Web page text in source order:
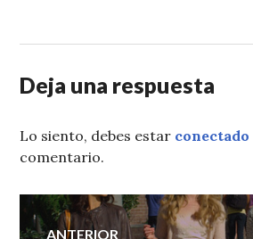
Deja una respuesta
Lo siento, debes estar conectado
comentario.
Navegación
ANTERIOR